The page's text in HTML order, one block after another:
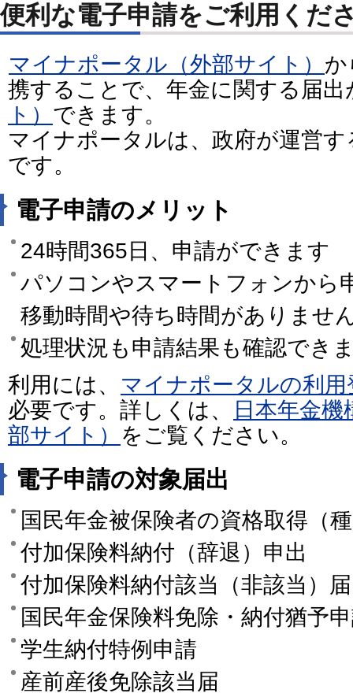
便利な電子申請をご利用くだ
マイナポータル（外部サイト） か
携することで、年金に関する届出
ト） できます。
マイナポータルは、政府が運営
です。
電子申請のメリット
24時間365日、申請ができます
パソコンやスマートフォンから
移動時間や待ち時間がありませ
処理状況も申請結果も確認でき
利用には、 マイナポータルの利
必要です。詳しくは、
日本年金
部サイト） をご覧ください。
電子申請の対象届出
国民年金被保険者の資格取得（
付加保険料納付（辞退）申出
付加保険料納付該当（非該当）届
国民年金保険料免除・納付猶予
学生納付特例申請
産前産後免除該当届